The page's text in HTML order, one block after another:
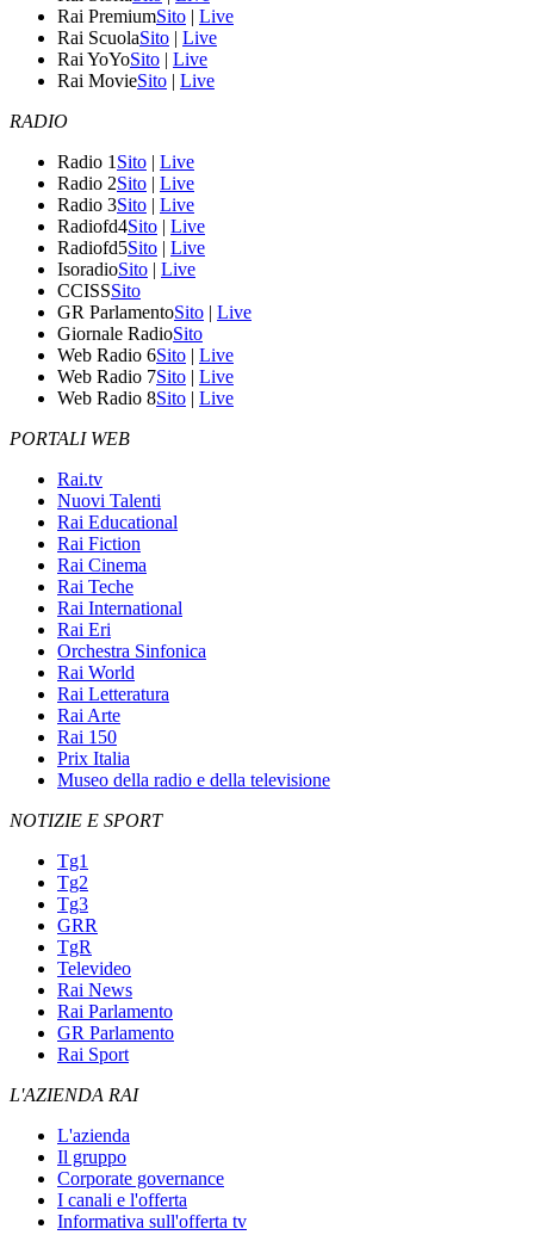
Rai PremiumSito | Live
Rai ScuolaSito | Live
Rai YoYoSito | Live
Rai MovieSito | Live
RADIO
Radio 1 Sito | Live
Radio 2Sito | Live
Radio 3Sito | Live
Radiofd4Sito | Live
Radiofd5Sito | Live
IsoradioSito | Live
CCISSSito
GR ParlamentoSito | Live
Giornale RadioSito
Web Radio 6Sito | Live
Web Radio 7Sito | Live
Web Radio 8Sito | Live
PORTALI WEB
Rai.tv
Nuovi Talenti
Rai Educational
Rai Fiction
Rai Cinema
Rai Teche
Rai International
Rai Eri
Orchestra Sinfonica
Rai World
Rai Letteratura
Rai Arte
Rai 150
Prix Italia
Museo della radio e della televisione
NOTIZIE E SPORT
Tg1
Tg2
Tg3
GRR
TgR
Televideo
Rai News
Rai Parlamento
GR Parlamento
Rai Sport
L'AZIENDA RAI
L'azienda
Il gruppo
Corporate governance
I canali e l'offerta
Informativa sull'offerta tv